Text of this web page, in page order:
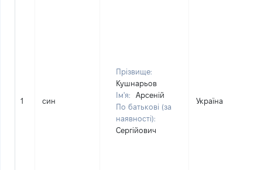
1 син
Прізвище:
Кушнарьов
Ім'я:
Арсеній
По батькові (за
наявності):
Сергійович
Україна